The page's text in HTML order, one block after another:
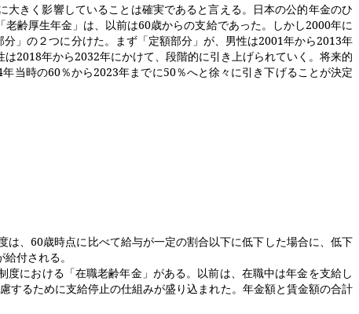
きく影響していることは確実であると言える。日本の公的年金のひ
老齢厚生年金」は、以前は60歳からの支給であった。しかし2000年に
」の２つに分けた。まず「定額部分」が、男性は2001年から2013年
は2018年から2032年にかけて、段階的に引き上げられていく。将来的
年当時の60％から2023年までに50％へと徐々に引き下げることが決定
は、60歳時点に比べて給与が一定の割合以下に低下した場合に、低下
給付される。
における「在職老齢年金」がある。以前は、在職中は年金を支給し
するために支給停止の仕組みが盛り込まれた。年金額と賃金額の合計